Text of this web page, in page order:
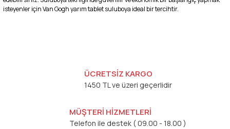
isteyenler için Van Gogh yarım tablet suluboya ideal bir tercihtir.
ÜCRETSİZ KARGO
1450 TL ve üzeri geçerlidir
MÜŞTERİ HİZMETLERİ
Telefon ile destek ( 09.00 - 18.00 )